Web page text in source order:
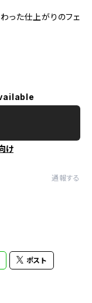
った仕上がりのフェ
け
通報する
ポスト